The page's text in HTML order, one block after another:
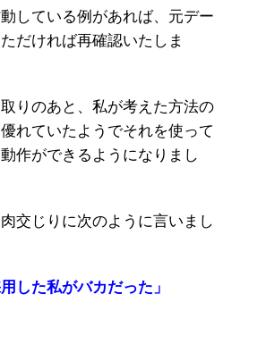
している例があれば、元デー
だければ再確認いたしま
りのあと、私が考えた方法の
れていたようでそれを使って
作ができるようになりまし
交じりに次のように言いまし
した私がバカだった」